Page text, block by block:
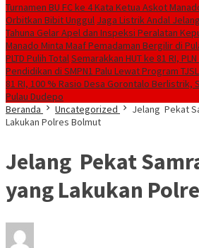
Turnamen BU FC ke 4 Kata Ketua Askot
Orbitkan Bibit Unggul Jaga Listrik Andal
Tahuna Gelar Apel dan Inspeksi Peralatan
Manado Minta Maaf Pemadaman Bergilir di
PLTD Pulih TotalSemarakkan HUT ke 81 RI,
Pendidikan di SMPN1 Palu Lewat Program TJSL
81 RI, 100 % Rasio Desa Gorontalo Berlistrik,
Pulau Dudepo
Beranda
Uncategorized
Jelang Pekat
Lakukan Polres Bolmut
Jelang Pekat
yang Lakukan